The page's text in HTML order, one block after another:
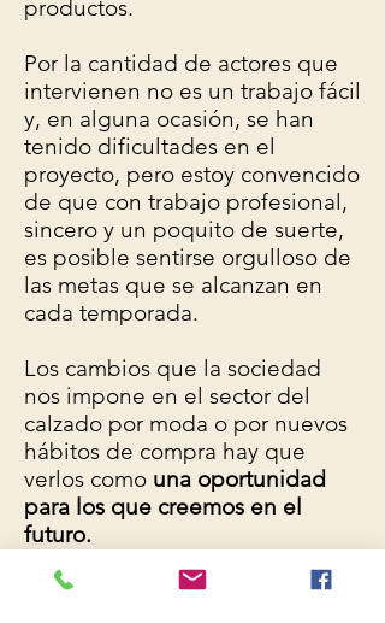
productos.
Por la cantidad de actores que
intervienen no es un trabajo fácil
y, en alguna ocasión, se han
tenido dificultades en el
proyecto, pero estoy convencido
de que con trabajo profesional,
sincero y un poquito de suerte,
es posible sentirse orgulloso de
las metas que se alcanzan en
cada temporada.
Los cambios que la sociedad
nos impone en el sector del
calzado por moda o por nuevos
hábitos de compra hay que
verlos como una oportunidad
para los que creemos en el
futuro.
joseangel puerta treintas